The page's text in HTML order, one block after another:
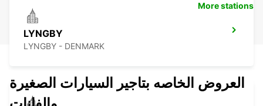
LYNGBY
LYNGBY - DENMARK
More stations
العروض الخاصه بتاجير السيارات الصغيرة